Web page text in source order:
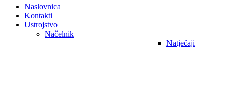
Naslovnica
Kontakti
Ustrojstvo
Načelnik
Natječaji